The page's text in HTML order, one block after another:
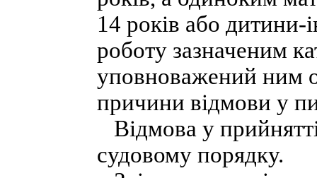
14 років або дитини-
роботу зазначеним
уповноважений ним
причини відмови у
Відмова у
судовому порядку.